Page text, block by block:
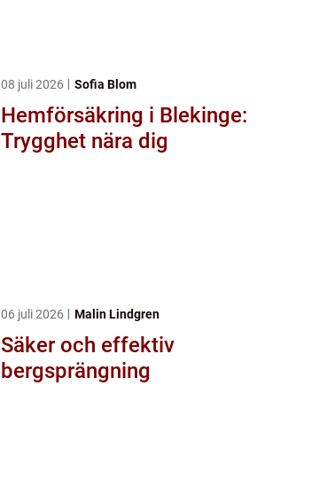
08 juli 2026 Sofia Blom
Hemförsäkring i Blekinge:
Trygghet nära dig
06 juli 2026 Malin Lindgren
Säker och effektiv
bergsprängning